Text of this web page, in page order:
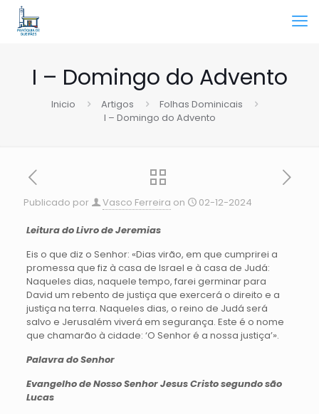
I – Domingo do Advento
Inicio Artigos
Folhas Dominicais
I – Domingo do Advento
Publicado por Vasco Ferreira on 02-12-2024
Leitura do Livro de Jeremias
Eis o que diz o Senhor: «Dias virão, em que cumprirei a
promessa que fiz à casa de Israel e à casa de Judá:
Naqueles dias, naquele tempo, farei germinar para
David um rebento de justiça que exercerá o direito e a
justiça na terra. Naqueles dias, o reino de Judá será
salvo e Jerusalém viverá em segurança. Este é o nome
que chamarão à cidade: ‘O Senhor é a nossa justiça’».
Palavra do Senhor
Evangelho de Nosso Senhor Jesus Cristo segundo são
Lucas